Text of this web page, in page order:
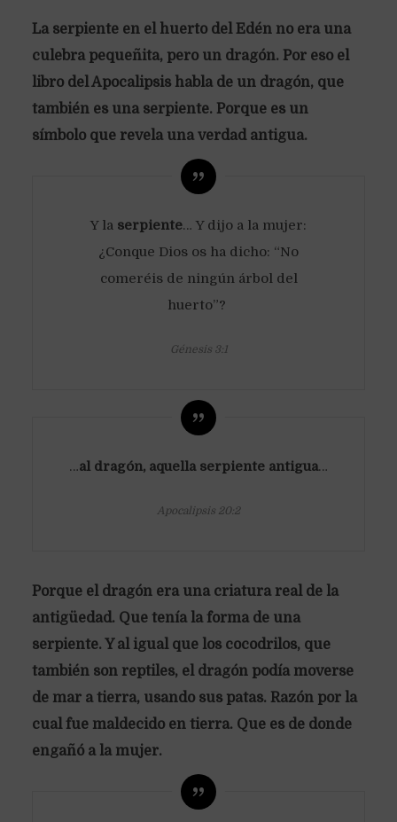
La serpiente en el huerto del Edén no era una
culebra pequeñita, pero un dragón. Por eso el
libro del Apocalipsis habla de un dragón, que
también es una serpiente. Porque es un
símbolo que revela una verdad antigua.
Y la serpiente… Y dijo a la mujer:
¿Conque Dios os ha dicho: “No
comeréis de ningún árbol del
huerto”?
Génesis 3:1
…al dragón, aquella serpiente antigua…
Apocalipsis 20:2
Porque el dragón era una criatura real de la
antigüedad. Que tenía la forma de una
serpiente. Y al igual que los cocodrilos, que
también son reptiles, el dragón podía moverse
de mar a tierra, usando sus patas. Razón por la
cual fue maldecido en tierra. Que es de donde
engañó a la mujer.